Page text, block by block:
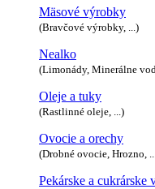
Mäsové výrobky
(Bravčové výrobky, ...)
Nealko
(Limonády, Minerálne
Oleje a tuky
(Rastlinné oleje, ...)
Ovocie a orechy
(Drobné ovocie, Hrozno,
Pekárske a cukrárske